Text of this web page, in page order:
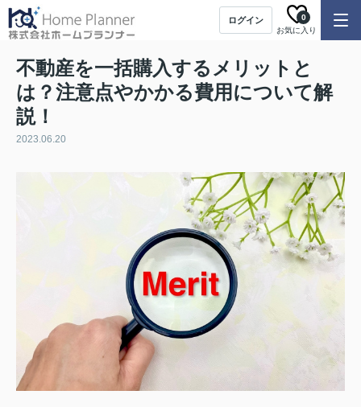
ログイン
お気に入り
0
不動産を一括購入するメリットと
は？注意点やかかる費用について解
説！
2023.06.20